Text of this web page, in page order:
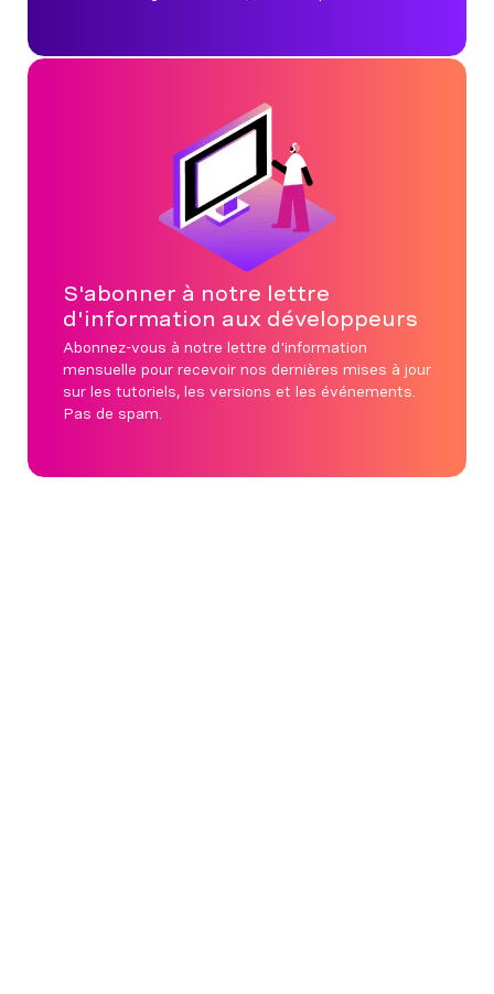
S'abonner à notre lettre
d'information aux développeurs
Abonnez-vous à notre lettre d'information
mensuelle pour recevoir nos dernières mises à jour
sur les tutoriels, les versions et les événements.
Pas de spam.